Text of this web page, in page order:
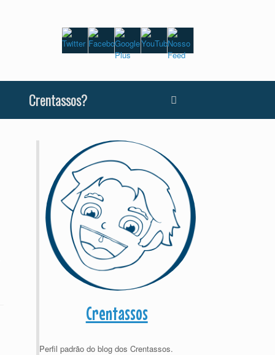
Crentassos?
Crentassos
Perfil padrão do blog dos Crentassos.